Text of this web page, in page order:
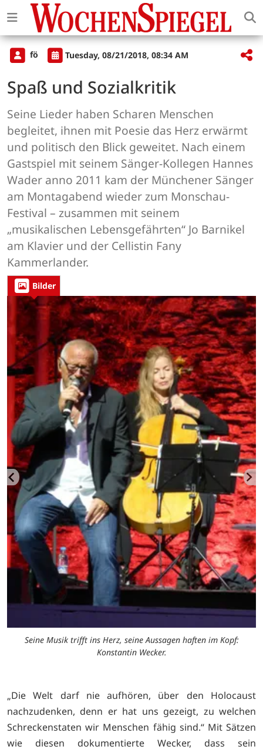
fö Tuesday, 08/21/2018, 08:34 AM
Spaß und Sozialkritik
Seine Lieder haben Scharen Menschen
begleitet, ihnen mit Poesie das Herz erwärmt
und politisch den Blick geweitet. Nach einem
Gastspiel mit seinem Sänger-Kollegen Hannes
Wader anno 2011 kam der Münchener Sänger
am Montagabend wieder zum Monschau-
Festival – zusammen mit seinem
„musikalischen Lebensgefährten“ Jo Barnikel
am Klavier und der Cellistin Fany
Kammerlander.
Bilder
Seine Musik trifft ins Herz, seine Aussagen haften im Kopf:
Konstantin Wecker.
„Die Welt darf nie aufhören, über den Holocaust
nachzudenken, denn er hat uns gezeigt, zu welchen
Schreckenstaten wir Menschen fähig sind.“ Mit Sätzen
wie diesen dokumentierte Wecker, dass sein